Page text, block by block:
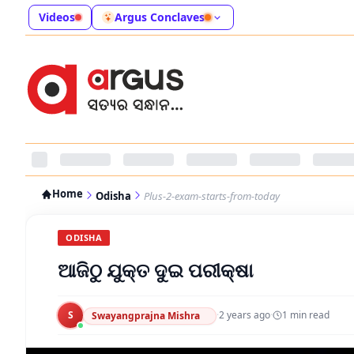
Videos Argus Conclaves
Home Odisha Plus-2-exam-starts-from-today
ODISHA
ଆଜିଠୁ ଯୁକ୍ତ ଦୁଇ ପରୀକ୍ଷା
S Swayangprajna Mishra ·2 years ago· 1 min read